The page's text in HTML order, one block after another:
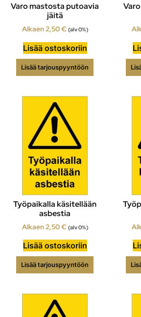
Varo mastosta putoavia
jäitä
Alkaen2,50€ (alv 0%)
Lisää ostoskoriin
Lisää tarjouspyyntöön
Työpaikalla käsitellään
asbestia
Alkaen 2,50€ (alv 0%)
Lisää ostoskoriin
Lisää tarjouspyyntöön